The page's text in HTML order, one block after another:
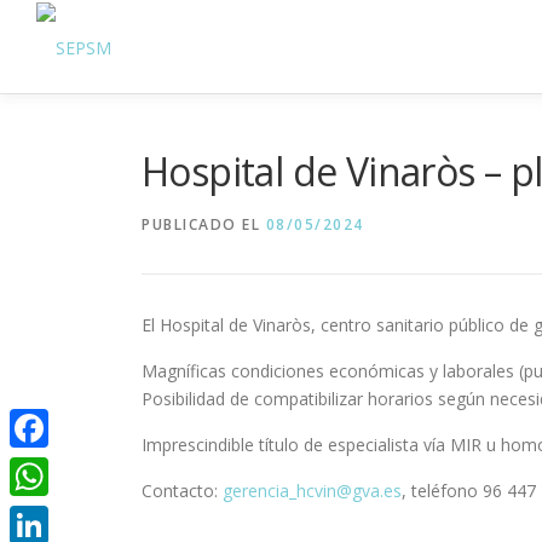
Hospital de Vinaròs –
PUBLICADO EL 08/05/2024
El Hospital de Vinaròs, centro sanitario público de
Magníficas condiciones económicas y laborales
Posibilidad de compatibilizar horarios según
Imprescindible título de especialista vía MIR u
Contacto: gerencia_hcvin@gva.es, teléfono 96 447
Facebook
WhatsApp